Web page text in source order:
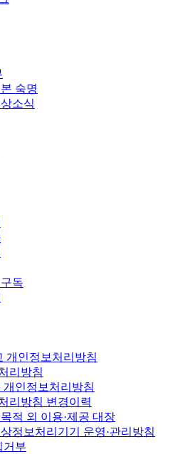
숙명
소식
독
개인정보처리방침
리방침
개인정보처리방침
리방침 변경이력
적 외 이용·제공 대장
정보처리기기 운영·관리방침
거부